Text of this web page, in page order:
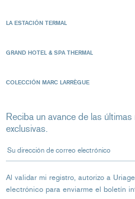
LA ESTACIÓN TERMAL
GRAND HOTEL & SPA THERMAL
COLECCIÓN MARC LARRÈGUE
Reciba un avance de las
exclusivas.
Su dirección de correo
Al validar mi registro, autorizo ​​a
electrónico para enviarme el boletín